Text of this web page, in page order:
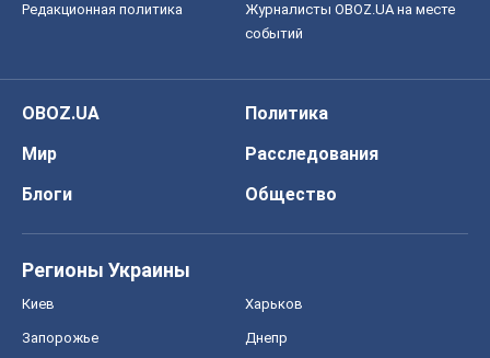
Редакционная политика
Журналисты OBOZ.UA на месте
событий
OBOZ.UA
Политика
Мир
Расследования
Блоги
Общество
Регионы Украины
Киев Харьков
Запорожье Днепр